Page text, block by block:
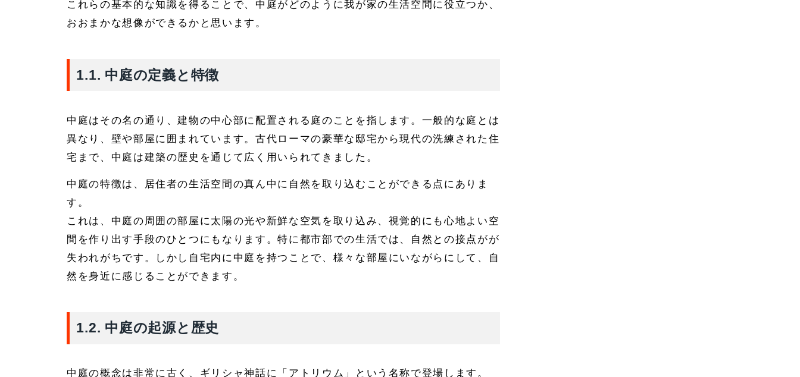
これらの基本的な知識を得ることで、中庭がどのように我が家の生活空間に役立つか、
おおまかな想像ができるかと思います。
1.1. 中庭の定義と特徴
中庭はその名の通り、建物の中心部に配置される庭のことを指します。一般的な庭とは
異なり、壁や部屋に囲まれています。古代ローマの豪華な邸宅から現代の洗練された住
宅まで、中庭は建築の歴史を通じて広く用いられてきました。
中庭の特徴は、居住者の生活空間の真ん中に自然を取り込むことができる点にありま
す。
これは、中庭の周囲の部屋に太陽の光や新鮮な空気を取り込み、視覚的にも心地よい空
間を作り出す手段のひとつにもなります。特に都市部での生活では、自然との接点がが
失われがちです。しかし自宅内に中庭を持つことで、様々な部屋にいながらにして、自
然を身近に感じることができます。
1.2. 中庭の起源と歴史
中庭の概念は非常に古く、ギリシャ神話に「アトリウム」という名称で登場します。